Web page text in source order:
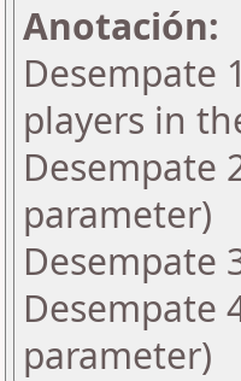
Anotación:
Desempate
players in
Desempate
parameter)
Desempate
Desempate
parameter)